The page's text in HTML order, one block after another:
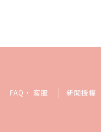
FAQ · 客服 新聞授權